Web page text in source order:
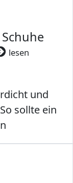
lesen
und
sollte ein